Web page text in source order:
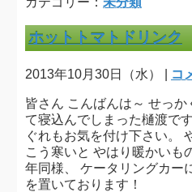
ホットトマトドリンク
2013年10月30日（水） | コ
皆さん こんばんは～ せっ
て寝込んでしまった樋渡で
ぐれもお気を付け下さい。
こう寒いと やはり暖かいも
年同様、 ケータリングカー
を置いております！